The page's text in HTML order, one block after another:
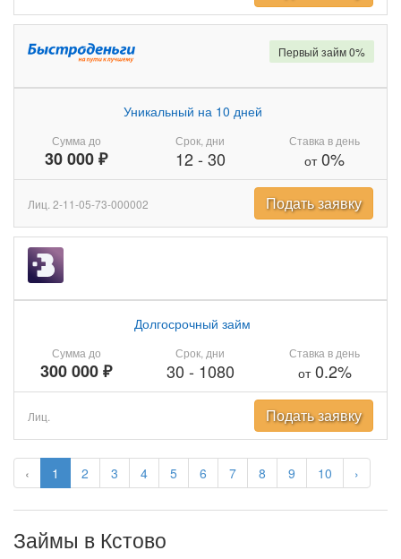
‹ 1 2 3 4 5 6 7 8 9 10 ›
Сумма до
30 000 ₽
Уникальный на 10 дней
Срок, дни
12- 30
Ставка в день
от0%
Первый займ 0%
Лиц. 2-11-05-73-000002 Подать заявку
Сумма до
300 000 ₽
Долгосрочный займ
Срок, дни
30 - 1080
Ставка в день
от0.2%
Лиц. Подать заявку
Займы в Кстово